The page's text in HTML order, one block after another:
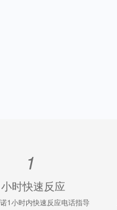
1
时快速反应
1小时内快速反应电话指导